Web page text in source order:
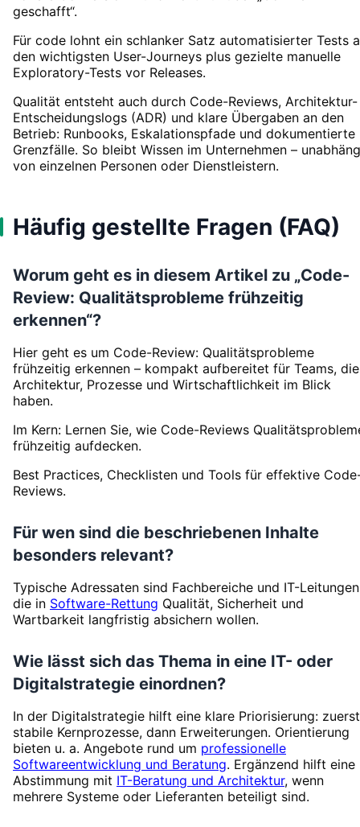
geschafft“.
Für code lohnt ein schlanker Satz automatisierter Tests
den wichtigsten User-Journeys plus gezielte manuelle
Exploratory-Tests vor Releases.
Qualität entsteht auch durch Code-Reviews, Architektur-
Entscheidungslogs (ADR) und klare Übergaben an den
Betrieb: Runbooks, Eskalationspfade und dokumentierte
Grenzfälle. So bleibt Wissen im Unternehmen –
von einzelnen Personen oder Dienstleistern.
Häufig gestellte Fragen (FAQ)
Worum geht es in diesem Artikel zu „Code-
Review: Qualitätsprobleme frühzeitig
erkennen“?
Hier geht es um Code-Review: Qualitätsprobleme
frühzeitig erkennen – kompakt aufbereitet für Teams, die
Architektur, Prozesse und Wirtschaftlichkeit im Blick
haben.
Im Kern: Lernen Sie, wie Code-Reviews
frühzeitig aufdecken.
Best Practices, Checklisten und Tools für effektive
Reviews.
Für wen sind die beschriebenen Inhalte
besonders relevant?
Typische Adressaten sind Fachbereiche und IT-
die in Software-Rettung Qualität, Sicherheit und
Wartbarkeit langfristig absichern wollen.
Wie lässt sich das Thema in eine IT- oder
Digitalstrategie einordnen?
In der Digitalstrategie hilft eine klare Priorisierung: zuerst
stabile Kernprozesse, dann Erweiterungen. Orientierung
bieten u. a. Angebote rund um professionelle
Softwareentwicklung und Beratung. Ergänzend hilft eine
Abstimmung mit IT-Beratung und Architektur, wenn
mehrere Systeme oder Lieferanten beteiligt sind.